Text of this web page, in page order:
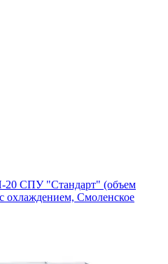
20 СПУ "Стандарт" (объем
охлаждением, Смоленское